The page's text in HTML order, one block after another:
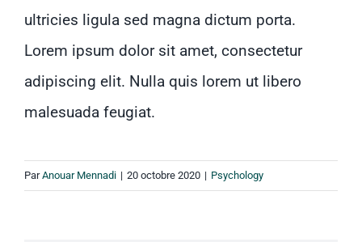
ultricies ligula sed magna dictum porta.
Lorem ipsum dolor sit amet, consectetur
adipiscing elit. Nulla quis lorem ut libero
malesuada feugiat.
ParAnouar Mennadi | 20 octobre 2020 | Psychology